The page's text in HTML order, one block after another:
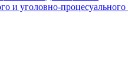
и уголовно-процесуального